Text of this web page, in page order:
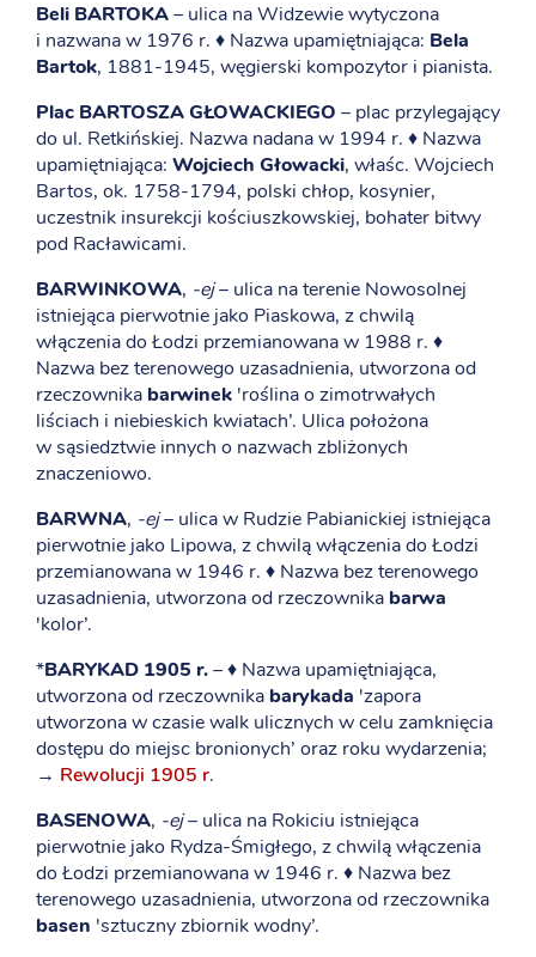
Beli BARTOKA– ulica na Widzewie wytyczona
i nazwana w 1976 r. ♦ Nazwa upamiętniająca: Bela
Bartok, 1881-1945, węgierski kompozytor i pianista.
Plac BARTOSZA GŁOWACKIEGO – plac przylegający
do ul. Retkińskiej. Nazwa nadana w 1994 r. ♦ Nazwa
upamiętniająca: Wojciech Głowacki, właśc. Wojciech
Bartos, ok. 1758-1794, polski chłop, kosynier,
uczestnik insurekcji kościuszkowskiej, bohater bitwy
pod Racławicami.
BARWINKOWA, -ej– ulica na terenie Nowosolnej
istniejąca pierwotnie jako Piaskowa, z chwilą
włączenia do Łodzi przemianowana w 1988 r. ♦
Nazwa bez terenowego uzasadnienia, utworzona od
rzeczownika barwinek 'roślina o zimotrwałych
liściach i niebieskich kwiatach’. Ulica położona
w sąsiedztwie innych o nazwach zbliżonych
znaczeniowo.
BARWNA, -ej– ulica w Rudzie Pabianickiej istniejąca
pierwotnie jako Lipowa, z chwilą włączenia do Łodzi
przemianowana w 1946 r. ♦ Nazwa bez terenowego
uzasadnienia, utworzona od rzeczownika barwa
'kolor’.
*BARYKAD 1905 r.– ♦ Nazwa upamiętniająca,
utworzona od rzeczownika barykada 'zapora
utworzona w czasie walk ulicznych w celu zamknięcia
dostępu do miejsc bronionych’ oraz roku wydarzenia;
→ Rewolucji 1905 r.
BASENOWA, -ej– ulica na Rokiciu istniejąca
pierwotnie jako Rydza-Śmigłego, z chwilą włączenia
do Łodzi przemianowana w 1946 r. ♦ Nazwa bez
terenowego uzasadnienia, utworzona od rzeczownika
basen 'sztuczny zbiornik wodny’.